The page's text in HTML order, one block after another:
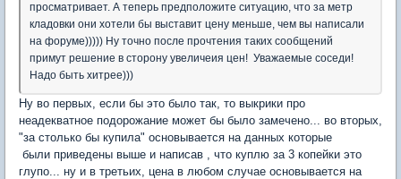
просматривает. А теперь предположите ситуацию, что за метр
кладовки они хотели бы выставит цену меньше, чем вы написали
на форуме))))) Ну точно после прочтения таких сообщений
примут решение в сторону увеличеия цен! Уважаемые соседи!
Надо быть хитрее)))
Ну во первых, если бы это было так, то выкрики про
неадекватное подорожание может бы было замечено... во вторых,
"за столько бы купила" основывается на данных которые
были приведены выше и написав , что куплю за 3 копейки это
глупо... ну и в третьих, цена в любом случае основывается на